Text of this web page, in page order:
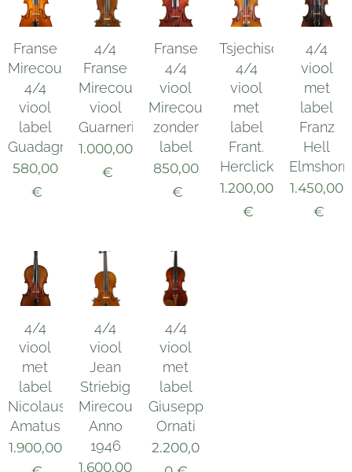
Franse
Mirecourt
4/4
viool
label
Guadagnini
580,00
€
4/4
Franse
Mirecourt
viool
Guarnerius
1.000,00
€
Franse
4/4
viool
Mirecourt,
zonder
label
850,00
€
Tsjechische
4/4
viool
met
label
Frant.
Herclick
1.200,00
€
4/4
viool
met
label
Franz
Hell
Elmshorn
1.450,00
€
4/4
viool
met
label
Nicolaus
Amatus
1.900,00
4/4
viool
Jean
Striebig
Mirecourt
Anno
1946
1.600,00
4/4
viool
met
label
Giuseppe
Ornati
2.200,0